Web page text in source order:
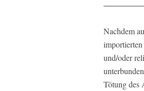
Nachdem
und/oder
Tötung des